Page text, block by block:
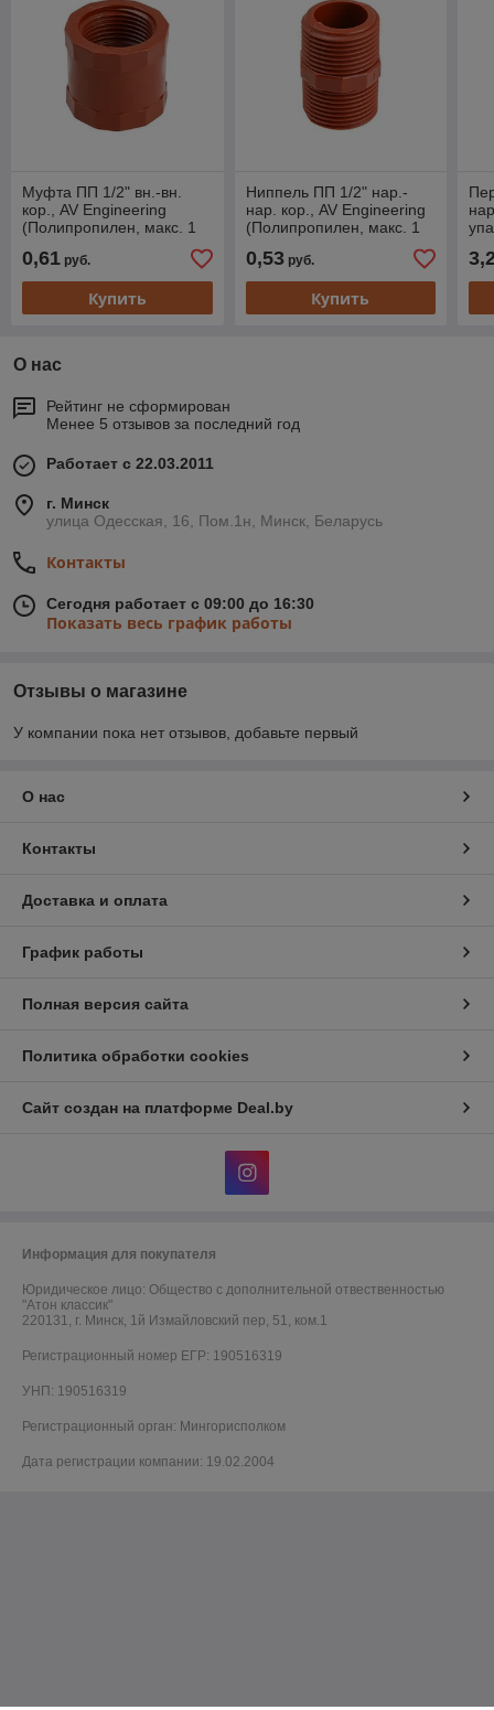
Муфта ПП 1/2" вн.-вн.
кор., AV Engineering
(Полипропилен, макс. 1
к.с.)
0,61 руб.
Купить
Ниппель ПП 1/2" нар.-
нар. кор., AV Engineering
(Полипропилен, макс. 1
к.с.)
0,53руб.
Купить
О нас
Рейтинг не сформирован
Менее 5 отзывов за последний год
Работает с 22.03.2011
г. Минск
улица Одесская, 16, Пом.1н, Минск, Беларусь
Контакты
Сегодня работает с 09:00 до 16:30
Показать весь график работы
Отзывы о магазине
У компании пока нет отзывов, добавьте первый
О нас
Контакты
Доставка и оплата
График работы
Полная версия сайта
Политика обработки cookies
Сайт создан на платформе Deal.by
Информация для покупателя
Юридическое лицо: Общество с дополнительной отвественностью
"Атон классик"
220131, г. Минск, 1й Измайловский пер, 51, ком.1
Регистрационный номер ЕГР: 190516319
УНП: 190516319
Регистрационный орган: Мингорисполком
Дата регистрации компании: 19.02.2004